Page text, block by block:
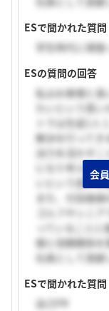
ESで聞かれた質問
学生時代に頑張
ESの質問の回答
私はお客様と長
たいという思
トでは生徒1
解決を行って
決力を活かす
になり考え、
いという思い
また、付加価
ゴルフやシニ
っていること
様と信頼関係
社員として貢献
ESで聞かれた質問
自己PR
会